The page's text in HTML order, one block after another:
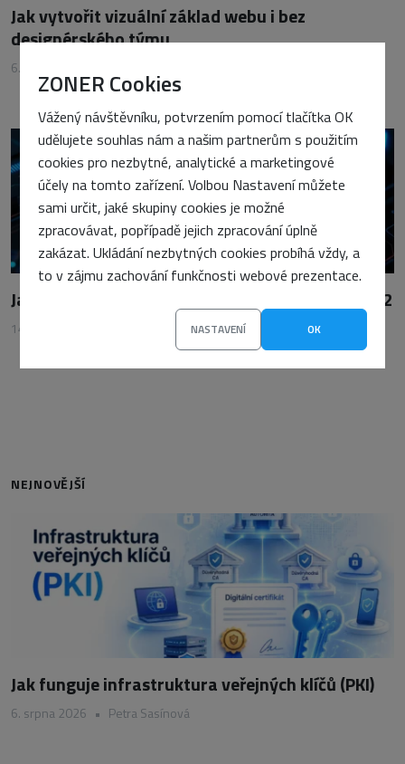
ZONER Cookies
Vážený návštěvníku, potvrzením pomocí tlačítka OK
udělujete souhlas nám a našim partnerům s použitím
cookies pro nezbytné, analytické a marketingové
účely na tomto zařízení. Volbou Nastavení můžete
sami určit, jaké skupiny cookies je možné
zpracovávat, popřípadě jejich zpracování úplně
zakázat. Ukládání nezbytných cookies probíhá vždy, a
to v zájmu zachování funkčnosti webové prezentace.
NASTAVENÍ OK
Jak vytvořit vizuální základ webu i bez
designérského týmu
6. dubna 2026
Jak se chránit před podvody na internetu – část 2
14. října 2024 Jindřich Zechmeister
NEJNOVĚJŠÍ
Jak funguje infrastruktura veřejných klíčů (PKI)
6. srpna 2026 • Petra Sasínová